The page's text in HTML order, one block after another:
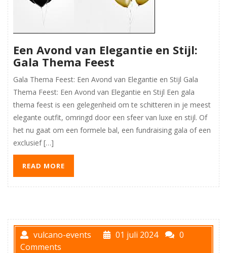
Een Avond van Elegantie en Stijl:
Gala Thema Feest
Gala Thema Feest: Een Avond van Elegantie en Stijl Gala
Thema Feest: Een Avond van Elegantie en Stijl Een gala
thema feest is een gelegenheid om te schitteren in je meest
elegante outfit, omringd door een sfeer van luxe en stijl. Of
het nu gaat om een formele bal, een fundraising gala of een
exclusief […]
READ MORE
vulcano-events 01 juli 2024
0
Comments